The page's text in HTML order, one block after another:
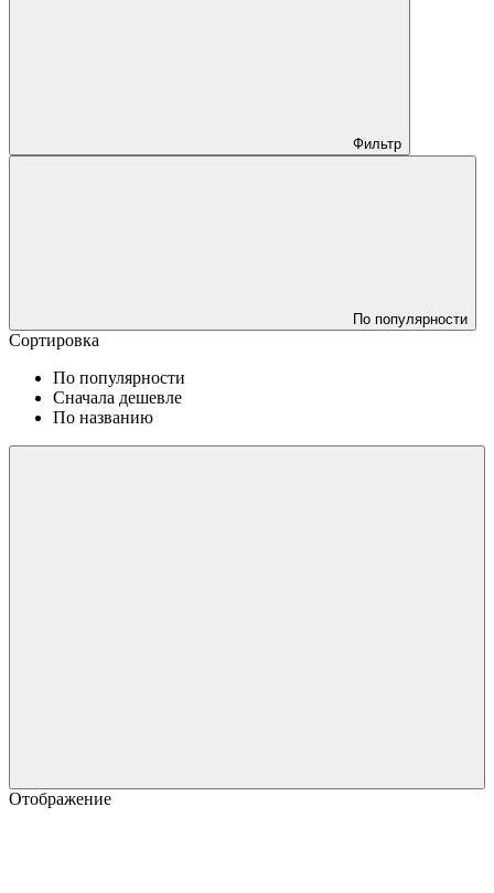
Фильтр
По популярности
Сортировка
По популярности
Сначала дешевле
По названию
Отображение